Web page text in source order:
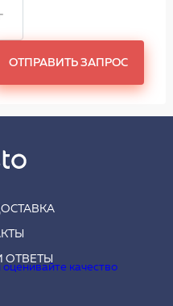
ОТПРАВИТЬ ЗАПРОС
ОТВЕТЫ